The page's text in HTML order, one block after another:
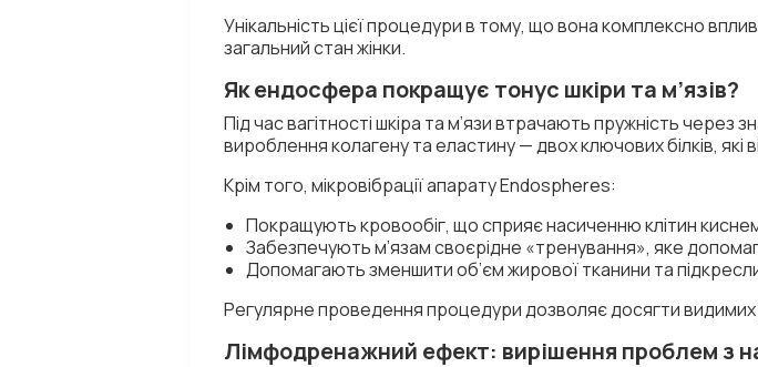
Унікальність цієї процедури в тому, що вона комплексно
загальний стан жінки.
Як ендосфера покращує тонус шкіри та м’язів?
Під час вагітності шкіра та м’язи втрачають пружність
вироблення колагену та еластину — двох ключових білків, які
Крім того, мікровібрації апарату Endospheres:
Покращують кровообіг, що сприяє насиченню клітин
Забезпечують м’язам своєрідне «тренування», яке
Допомагають зменшити об’єм жирової тканини та
Регулярне проведення процедури дозволяє досягти видимих
Лімфодренажний ефект: вирішення проблем з